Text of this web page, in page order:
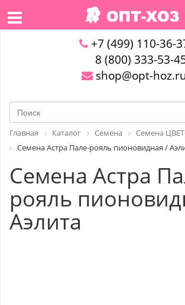
+7 (499) 110-36-
8 (800) 333-53-
shop@opt-hoz.ru
Главная Каталог Семена Семена
Семена Астра Пале-рояль пионовидная /
Семена Астра
рояль
Аэлита